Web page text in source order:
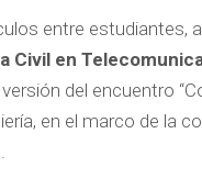
entre estudiantes,
Civil en
del encuentro
en el marco de la